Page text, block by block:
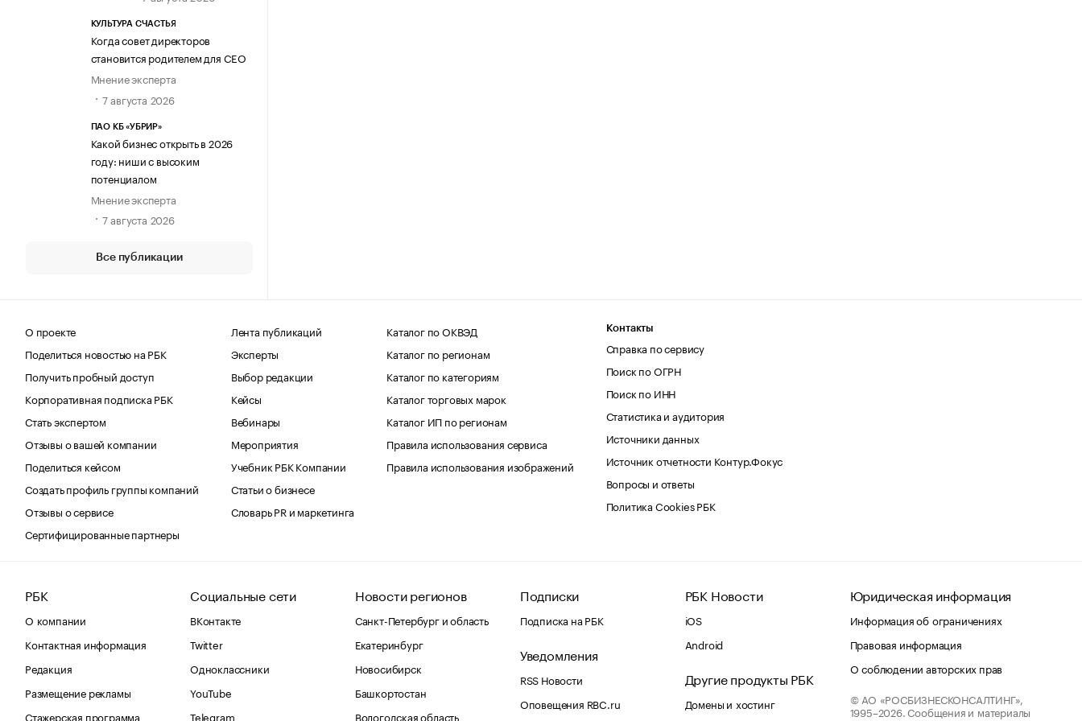
КУЛЬТУРА СЧАСТЬЯ
Когда совет директоров
становится родителем для CEO
Мнение эксперта
7 августа 2026
ПАО КБ «УБРИР»
Какой бизнес открыть в 2026
году: ниши с высоким
потенциалом
Мнение эксперта
7 августа 2026
Все публикации
О проекте
Поделиться новостью на РБК
Получить пробный доступ
Корпоративная подписка РБК
Стать экспертом
Отзывы о вашей компании
Поделиться кейсом
Создать профиль группы компаний
Отзывы о сервисе
Сертифицированные партнеры
Лента публикаций
Эксперты
Выбор редакции
Кейсы
Вебинары
Мероприятия
Учебник РБК Компании
Статьи о бизнесе
Словарь PR и маркетинга
Каталог по ОКВЭД
Каталог по регионам
Каталог по категориям
Каталог торговых марок
Каталог ИП по регионам
Правила использования сервиса
Правила использования изображений
Контакты
Справка по сервису
Поиск по ОГРН
Поиск по ИНН
Статистика и аудитория
Источники данных
Источник отчетности Контур.Фокус
Вопросы и ответы
Политика Cookies РБК
РБК
О компании
Контактная информация
Редакция
Размещение рекламы
Стажерская программа
Социальные сети
ВКонтакте
Twitter
Одноклассники
YouTube
Telegram
Новости регионов
Санкт-Петербург и область
Екатеринбург
Новосибирск
Башкортостан
Вологодская область
Подписки
Подписка на РБК
Уведомления
RSS Новости
Оповещения RBC.ru
РБК Новости
iOS
Android
Другие продукты РБК
Домены и хостинг
Юридическая информация
Информация об ограничениях
Правовая информация
О соблюдении авторских прав
© АО «РОСБИЗНЕСКОНСАЛТИНГ»,
1995–2026. Сообщения и материалы